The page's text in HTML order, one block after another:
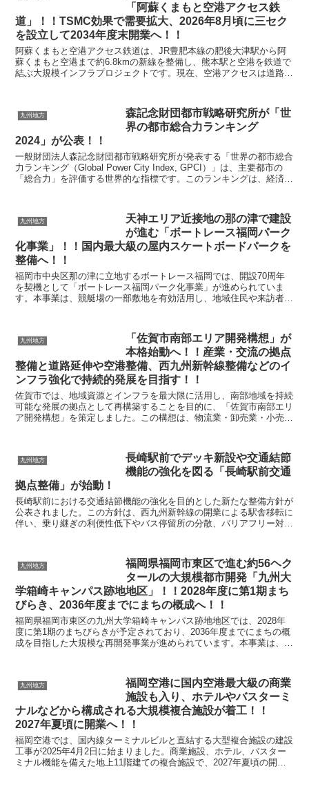
「阿蘇くまもと空港アクセス鉄
道」！！TSMC効果で需要拡大、2026年8月頃に三セク
を設立して2034年度末開業へ！！
阿蘇くまもと空港アクセス鉄道は、JR豊肥本線の肥後大津駅から阿
蘇くまもと空港まで約6.8kmの新線を整備し、熊本駅と空港を鉄道で
結ぶ大規模インフラプロジェクトです。現在、空港アクセスは道路交
九州地方
森記念財団都市戦略研究所が「世
界の都市総合力ランキング
2024」が公表！！
一般財団法人森記念財団都市戦略研究所が発表する「世界の都市総合
力ランキング（Global Power City Index, GPCI）」は、主要都市の
「総合力」を評価する世界的な指標です。このランキングは、経済、
九州地方
天神エリア近接地の那の津で建設
が進む「ボートレース福岡パーク
化事業」！！国内最大級の屋内スケートボードパークを
整備へ！！
福岡市中央区那の津に立地するボートレース福岡では、開設70周年
を契機として「ボートレース福岡パーク化事業」が進められていま
す。本事業は、競艇場の一部敷地を有効活用し、地域住民や来訪者が
九州地方
「佐賀市南部エリア開発構想」が
本格始動へ！！産業・交流の拠点
整備と道路延伸や空港整備、西九州新幹線整備などのイ
ンフラ強化で持続的発展を目指す！！
佐賀市では、地域資源とインフラを最大限に活用し、南部地域を持続
可能な発展の拠点として再構築することを目的に、「佐賀市南部エリ
ア開発構想」を策定しました。この構想は、物流業・卸売業・小売
九州地方
長崎駅前でデッキ新設や交通結節
機能の強化を図る「長崎駅前交通
拠点整備」が始動！
長崎駅前における交通結節機能の強化を目的とした新たな整備方針が
公表されました。この方針は、西九州新幹線の開業による駅舎移転に
伴い、乗り継ぎの利便性低下やバス停留所の分散、バリアフリー対応
九州地方
福岡県福岡市東区で進む約56ヘク
タールの大規模都市開発「九州大
学箱崎キャンパス跡地地区」！！2028年度に第1期まち
びらき、2036年度までにまちの概成へ！！
福岡県福岡市東区の九州大学箱崎キャンパス跡地地区では、2028年
度に第1期のまちびらきが予定されており、2036年度までにまちの概
成を目指した大規模な再開発事業が進められています。本事業は、約
九州地方
福岡空港に国内空港最大級の商業
施設も入り、ホテルやバスターミ
ナルなどから構成される大規模複合施設が着工！！
2027年夏頃に開業へ！！
福岡空港では、国内線ターミナルビルと直結する大型複合施設の建設
工事が2025年4月2日に始まりました。商業施設、ホテル、バスター
ミナル機能を備えた地上11階建ての複合施設で、2027年夏頃の開業